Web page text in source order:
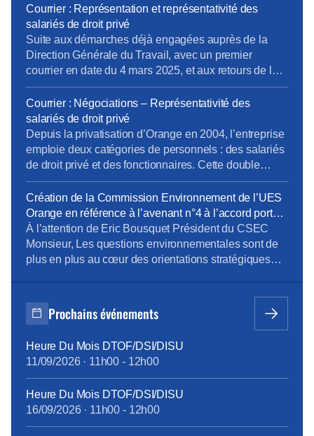
CSEE et le CSEC. Chaque année, les CSEE versent
au CSEC 20,25% de leur budget pour la gestion des
activités (prestations enfance, solidarité, retraites,
gestion des comptes salarié, etc.…). Cet […]
Courrier : Représentation et représentativité des
salariés de droit privé
Suite aux démarches déjà engagées auprès de la
Direction Générale du Travail, avec un premier
courrier en date du 4 mars 2025, et aux retours de la
Direction Générale du Travail, la CFE-CGC Orange a
transmis un nouveau courrier. Rappel du contexte :
Depuis la privatisation d’Orange en 2004, l’entreprise
emploie deux catégories de personnels […]
Courrier : Négociations – Représentativité des
salariés de droit privé
Depuis la privatisation d’Orange en 2004, l’entreprise
emploie deux catégories de personnels : des salariés
de droit privé et des fonctionnaires. Cette double
composante rend nécessaire une distinction claire
des périmètres électoraux, notamment pour
déterminer la représentativité syndicale au regard de
la convention collective des télécommunications. Or,
à l’issue des élections professionnelles de novembre
2023, […]
Création de la Commission Environnement de l’UES
Orange en référence à l’avenant n°4 à l’accord portant
sur le dialogue social au sein de l’UES Orange _
document du 24 octobre 2023
À l’attention de Eric Bousquet Président du CSEC
Monsieur, Les questions environnementales sont de
plus en plus au cœur des orientations stratégiques
Fallacher dans le Live « Lancement du programme
Carbone » du 6/12 dernier, « c’est une priorité
Prochains événements
Heure Du Mois DTOF/DSI/DISU
11/09/2026· 11h00 - 12h00
Heure Du Mois DTOF/DSI/DISU
16/09/2026· 11h00 - 12h00